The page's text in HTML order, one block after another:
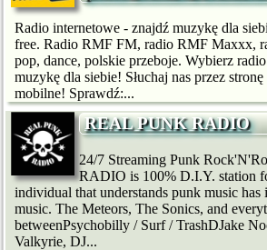
Radio internetowe - znajdź muzykę dla
free. Radio RMF FM, radio RMF Maxxx,
pop, dance, polskie przeboje. Wybierz
muzykę dla siebie! Słuchaj nas przez
mobilne! Sprawdź:...
REAL PUNK RADIO
24/7 Streaming Punk
RADIO is 100% D.I.Y. station
individual that understands punk music
music. The Meteors, The Sonics, and
betweenPsychobilly / Surf / TrashDJake
Valkyrie, DJ...